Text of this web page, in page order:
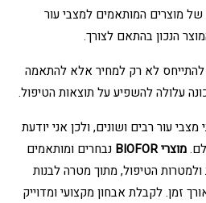
של מוצרים המותאמים למצבי עור
הנכון בהתאם לצורך.
להתייחס לא רק למחיר אלא להתאמה
עלולה להשפיע על תוצאות הטיפול.
עור רבים ושונים, ולכן אני יודעת
מוצרי BIOFOR
נבחרים ומותאמים
הטיפול, מתוך מטרה לבנות
זמן. לקבלת אבחון מקצועי ומדוייק